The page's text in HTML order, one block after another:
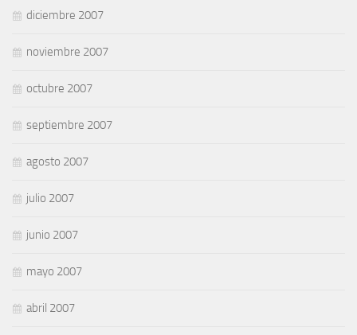
diciembre 2007
noviembre 2007
octubre 2007
septiembre 2007
agosto 2007
julio 2007
junio 2007
mayo 2007
abril 2007